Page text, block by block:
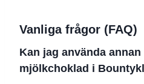
Vanliga frågor (FAQ)
Kan jag använda
mjölkchoklad i